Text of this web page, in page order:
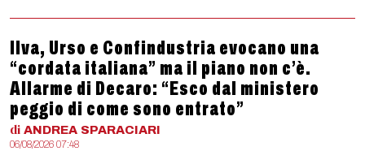
Ilva, Urso e Confindustria evocano una
“cordata italiana” ma il piano non c’è.
Allarme di Decaro: “Esco dal ministero
peggio di come sono entrato”
di ANDREA SPARACIARI
06/08/2026 07:48